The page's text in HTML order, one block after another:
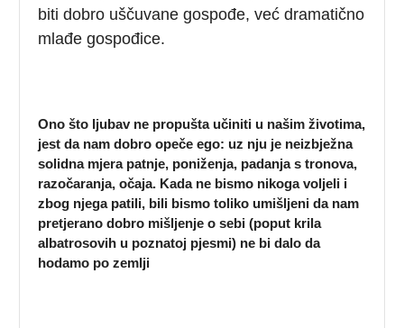
biti dobro uščuvane gospođe, već dramatično
mlađe gospođice.
Ono što ljubav ne propušta učiniti u našim životima,
jest da nam dobro opeče ego: uz nju je neizbježna
solidna mjera patnje, poniženja, padanja s tronova,
razočaranja, očaja. Kada ne bismo nikoga voljeli i
zbog njega patili, bili bismo toliko umišljeni da nam
pretjerano dobro mišljenje o sebi (poput krila
albatrosovih u poznatoj pjesmi) ne bi dalo da
hodamo po zemlji